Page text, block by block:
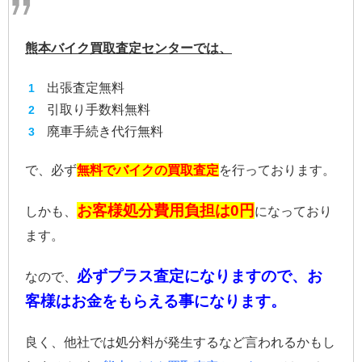
熊本バイク買取査定センターでは、
出張査定無料
引取り手数料無料
廃車手続き代行無料
で、必ず無料でバイクの買取査定を行っております。
しかも、 お客様処分費用負担は0円 になっており
ます。
なので、 必ずプラス査定になりますので、お
客様はお金をもらえる事になります。
良く、他社では処分料が発生するなど言われるかもし